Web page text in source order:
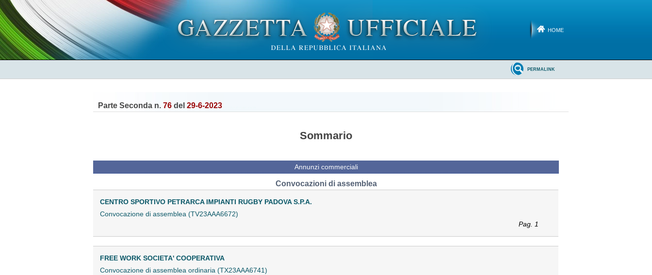
HOME
PERMALINK
Parte Seconda n. 76 del 29-6-2023
Sommario
Annunzi commerciali
Convocazioni di assemblea
CENTRO SPORTIVO PETRARCA IMPIANTI RUGBY PADOVA S.P.A.
Convocazione di assemblea (TV23AAA6672)
Pag. 1
FREE WORK SOCIETA' COOPERATIVA
Convocazione di assemblea ordinaria (TX23AAA6741)